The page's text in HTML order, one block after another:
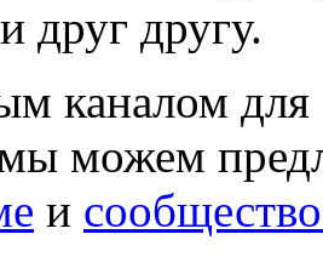
друг другу.
каналом
можем
и